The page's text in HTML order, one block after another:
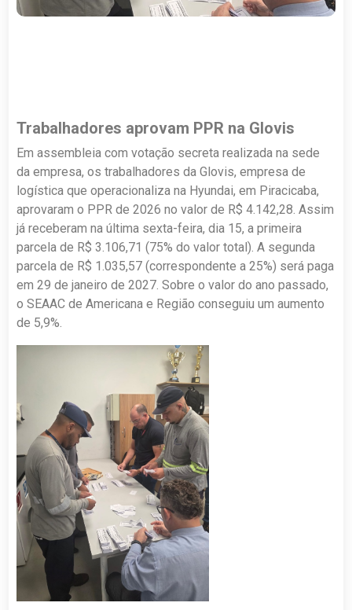
Trabalhadores aprovam PPR na Glovis
Em assembleia com votação secreta realizada na sede
da empresa, os trabalhadores da Glovis, empresa de
logística que operacionaliza na Hyundai, em Piracicaba,
aprovaram o PPR de 2026 no valor de R$ 4.142,28. Assim
já receberam na última sexta-feira, dia 15, a primeira
parcela de R$ 3.106,71 (75% do valor total). A segunda
parcela de R$ 1.035,57 (correspondente a 25%) será paga
em 29 de janeiro de 2027. Sobre o valor do ano passado,
o SEAAC de Americana e Região conseguiu um aumento
de 5,9%.